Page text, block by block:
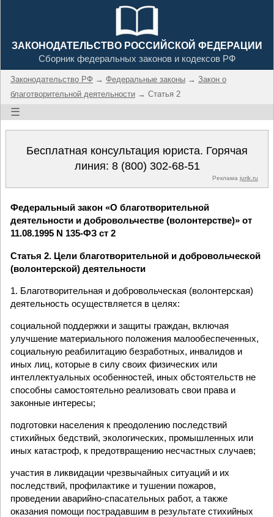
ЗАКОНОДАТЕЛЬСТВО РОССИЙСКОЙ ФЕДЕРАЦИИ
Сборник федеральных законов и кодексов РФ
Законодательство РФ → Федеральные законы → Закон о
благотворительной деятельности → Статья 2
☰
Бесплатная консультация юриста. Горячая
линия: 8 (800) 302-68-51
Реклама jurik.ru
Федеральный закон «О благотворительной
деятельности и добровольчестве (волонтерстве)» от
11.08.1995 N 135-ФЗ ст 2
Статья 2. Цели благотворительной и добровольческой
(волонтерской) деятельности
1. Благотворительная и добровольческая (волонтерская)
деятельность осуществляется в целях:
социальной поддержки и защиты граждан, включая
улучшение материального положения малообеспеченных,
социальную реабилитацию безработных, инвалидов и
иных лиц, которые в силу своих физических или
интеллектуальных особенностей, иных обстоятельств не
способны самостоятельно реализовать свои права и
законные интересы;
подготовки населения к преодолению последствий
стихийных бедствий, экологических, промышленных или
иных катастроф, к предотвращению несчастных случаев;
участия в ликвидации чрезвычайных ситуаций и их
последствий, профилактике и тушении пожаров,
проведении аварийно-спасательных работ, а также
оказания помощи пострадавшим в результате стихийных